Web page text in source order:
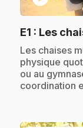
E1 : Les
.Les chaises
physique
ou au
coordination